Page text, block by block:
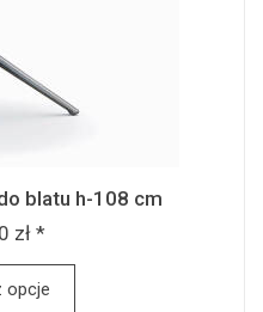
blatu h-108 cm
zł *
opcje